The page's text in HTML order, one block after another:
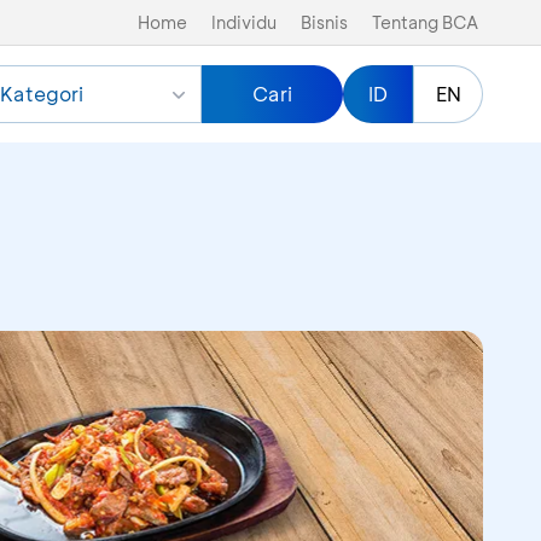
Home Individu Bisnis Tentang BCA
Kategori Cari ID EN